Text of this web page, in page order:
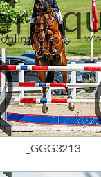
15,00 €
_GGG3213